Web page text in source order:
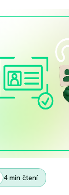
4 min čtení